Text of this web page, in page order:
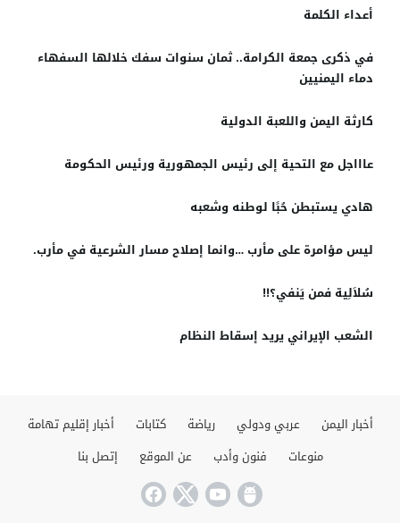
أعداء الكلمة
في ذكرى جمعة الكرامة.. ثمان سنوات سفك خلالها السفهاء
دماء اليمنيين
كارثة اليمن واللعبة الدولية
عاااجل مع التحية إلى رئيس الجمهورية ورئيس الحكومة
هادي يستبطن حُبًا لوطنه وشعبه
ليس مؤامرة على مأرب …وانما إصلاح مسار الشرعية في مأرب.
سُلاَلِية فمن يَنفي؟!!
الشعب الإيراني يريد إسقاط النظام
أخبار اليمن عربي ودولي رياضة كتابات
أخبار إقليم تهامة
منوعات
فنون وأدب عن الموقع إتصل بنا